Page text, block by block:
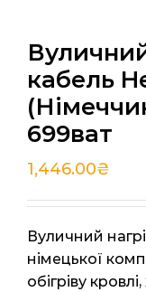
кабель
699ват
1,446.00₴
Вуличний
німецької
обігріву